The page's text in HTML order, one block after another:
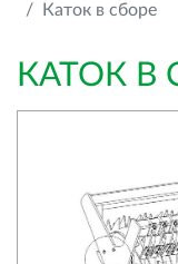
Каток в сборе
КАТОК В